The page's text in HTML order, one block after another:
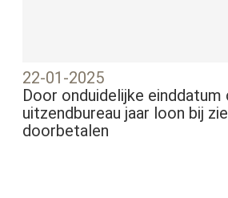
22-01-2025
Door onduidelijke
uitzendbureau jaar loon bij
doorbetalen